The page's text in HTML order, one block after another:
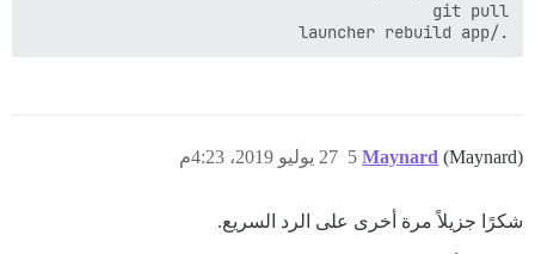
WARNING: No swap limit support
./launcher rebuild app
Maynard (Maynard) 27 يوليو 2019، 4:23م 5
شكرًا جزيلاً مرة أخرى على الرد السريع.